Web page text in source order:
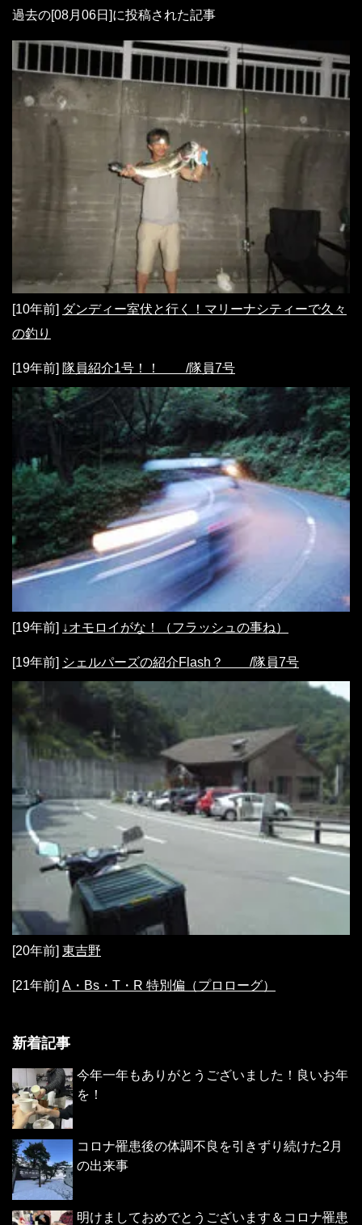
過去の[08月06日]に投稿された記事
[10年前] ダンディー室伏と行く！マリーナシティーで久々
の釣り
[19年前] 隊員紹介1号！！ /隊員7号
[19年前] ↓オモロイがな！（フラッシュの事ね）
[19年前] シェルパーズの紹介Flash？ /隊員7号
[20年前] 東吉野
[21年前] A・Bs・T・R 特別偏（プロローグ）
新着記事
今年一年もありがとうございました！良いお年
を！
コロナ罹患後の体調不良を引きずり続けた2月
の出来事
明けましておめでとうございます＆コロナ罹患